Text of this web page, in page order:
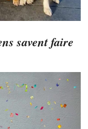
savent faire